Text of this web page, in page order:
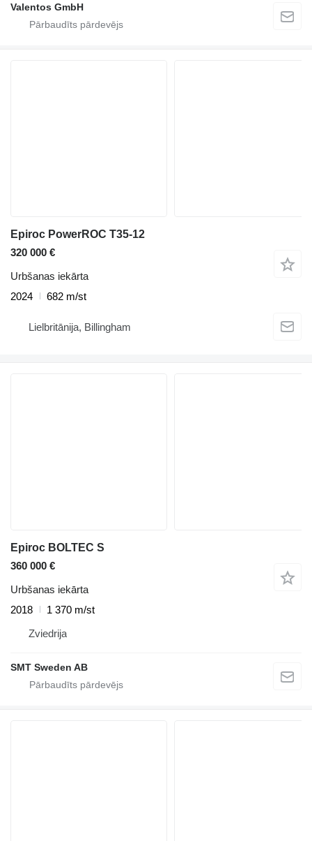
Valentos GmbH
Epiroc PowerROC T35-12
320 000 €
Urbšanas iekārta
2024
682 m/st
Lielbritānija, Billingham
Epiroc BOLTEC S
360 000 €
Urbšanas iekārta
2018
1 370 m/st
Zviedrija
SMT Sweden AB